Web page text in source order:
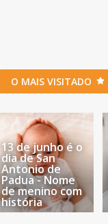
O MAIS VISITADO
13 de junho é o
dia de San
Antonio de
Padua - Nome
de menino com
história